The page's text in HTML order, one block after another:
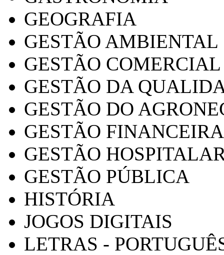
GEOGRAFIA
GESTÃO AMBIENTAL
GESTÃO COMERCIAL
GESTÃO DA
GESTÃO DO
GESTÃO FINANCEIRA
GESTÃO
GESTÃO PÚBLICA
HISTÓRIA
JOGOS DIGITAIS
LETRAS -